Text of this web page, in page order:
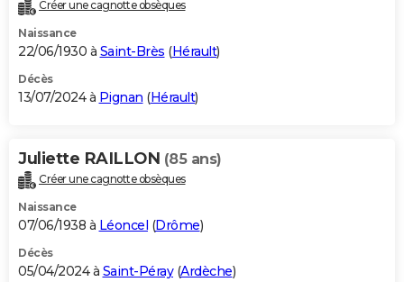
Créer une cagnotte obsèques
Naissance
22/06/1930 à Saint-Brès (Hérault)
Décès
13/07/2024 à Pignan (Hérault)
Juliette RAILLON (85 ans)
Créer une cagnotte obsèques
Naissance
07/06/1938 à Léoncel (Drôme)
Décès
05/04/2024 à Saint-Péray(Ardèche)